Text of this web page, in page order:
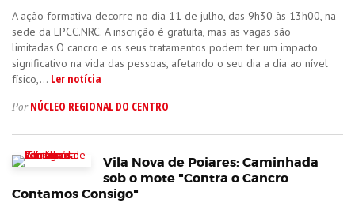
A ação formativa decorre no dia 11 de julho, das 9h30 às 13h00, na
sede da LPCC.NRC. A inscrição é gratuita, mas as vagas são
limitadas.O cancro e os seus tratamentos podem ter um impacto
significativo na vida das pessoas, afetando o seu dia a dia ao nível
físico,... Ler notícia
PorNÚCLEO REGIONAL DO CENTRO
Vila Nova de Poiares: Caminhada
sob o mote "Contra o Cancro
Contamos Consigo"